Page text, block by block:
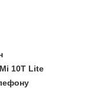
10T Lite